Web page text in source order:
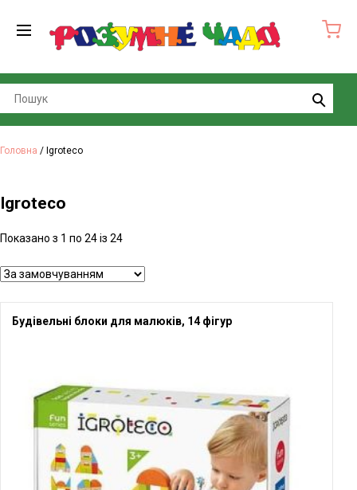
Головна / Igroteco
Igroteco
Показано з 1 по 24 із 24
Будівельні блоки для малюків, 14 фігур